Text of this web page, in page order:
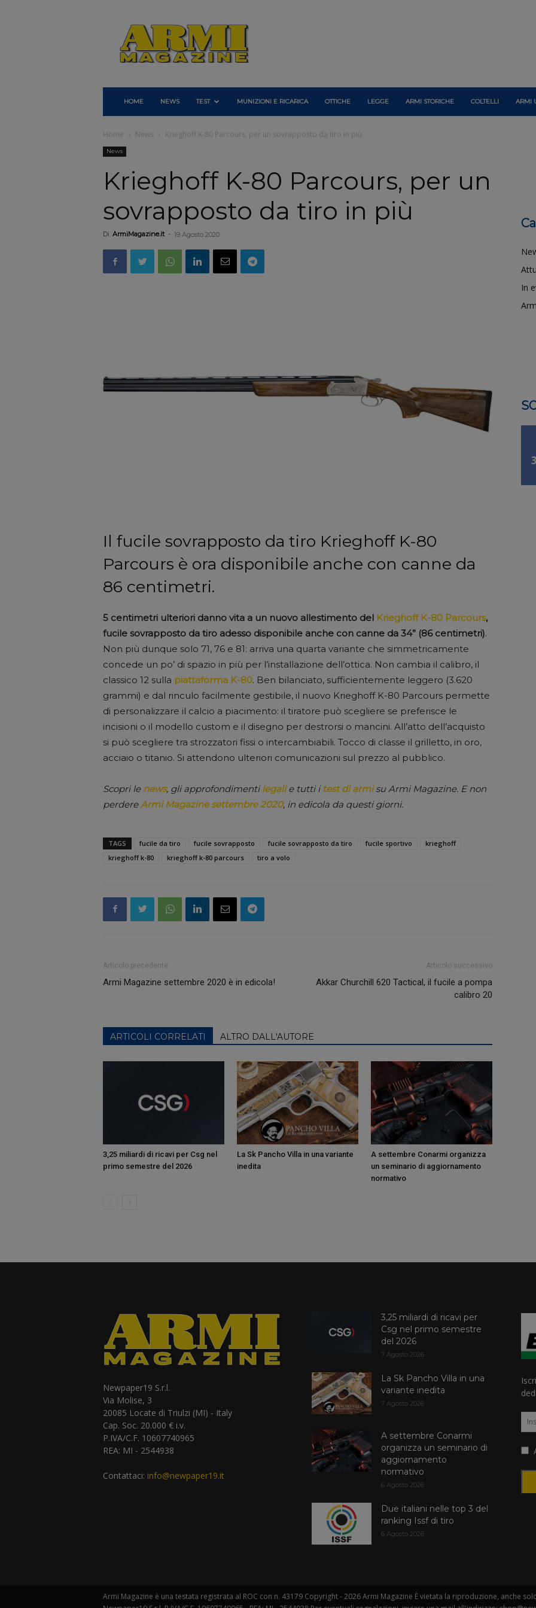
Armi
Magazine
HOME NEWS TEST MUNIZIONI E RICARICA OTTICHE LEGGE ARMI STORICHE COLTELLI ARMI
Home News Krieghoff K-80 Parcours, per un sovrapposto da tiro in più
News
Krieghoff K-80 Parcours, per un
sovrapposto da tiro in più
Di ArmiMagazine.it - 19 Agosto 2020
Il fucile sovrapposto da tiro Krieghoff K-80
Parcours è ora disponibile anche con canne da
86 centimetri.
5 centimetri ulteriori danno vita a un nuovo allestimento del Krieghoff K-80 Parcours,
fucile sovrapposto da tiro adesso disponibile anche con canne da 34” (86 centimetri).
Non più dunque solo 71, 76 e 81: arriva una quarta variante che simmetricamente
concede un po’ di spazio in più per l’installazione dell’ottica. Non cambia il calibro, il
classico 12 sulla piattaforma K-80. Ben bilanciato, sufficientemente leggero (3.620
grammi) e dal rinculo facilmente gestibile, il nuovo Krieghoff K-80 Parcours permette
di personalizzare il calcio a piacimento: il tiratore può scegliere se preferisce le
incisioni o il modello custom e il disegno per destrorsi o mancini. All’atto dell’acquisto
si può scegliere tra strozzatori fissi o intercambiabili. Tocco di classe il grilletto, in oro,
acciaio o titanio. Si attendono ulteriori comunicazioni sul prezzo al pubblico.
Scopri le news, gli approfondimentilegalie tutti i test di armisu Armi Magazine. E non
perdereArmi Magazine settembre 2020, in edicola da questi giorni.
TAGS fucile da tiro fucile sovrapposto fucile sovrapposto da tiro fucile sportivo
krieghoff
krieghoff k-80
krieghoff k-80 parcours tiro a volo
Articolo precedente
Armi Magazine settembre 2020 è in edicola!
Articolo successivo
Akkar Churchill 620 Tactical, il fucile a pompa
calibro 20
ARTICOLI CORRELATI ALTRO DALL'AUTORE
3,25 miliardi di ricavi per Csg nel
primo semestre del 2026
La Sk Pancho Villa in una variante
inedita
A settembre Conarmi organizza
un seminario di aggiornamento
normativo
In
Newpaper19 S.r.l.
Via Molise, 3
20085 Locate di Triulzi (MI) - Italy
Cap. Soc. 20.000 € i.v.
P.IVA/C.F. 10607740965
REA: MI - 2544938
Contattaci: info@newpaper19.it
3,25 miliardi di ricavi per
Csg nel primo semestre
del 2026
7 Agosto 2026
La Sk Pancho Villa in una
variante inedita
7 Agosto 2026
A settembre Conarmi
organizza un seminario di
aggiornamento
normativo
6 Agosto 2026
Due italiani nelle top 3 del
ranking Issf di tiro
6 Agosto 2026
Armi Magazine è una testata registrata al ROC con n. 43179 Copyright - 2026 Armi Magazine È vietata la riproduzione, anche